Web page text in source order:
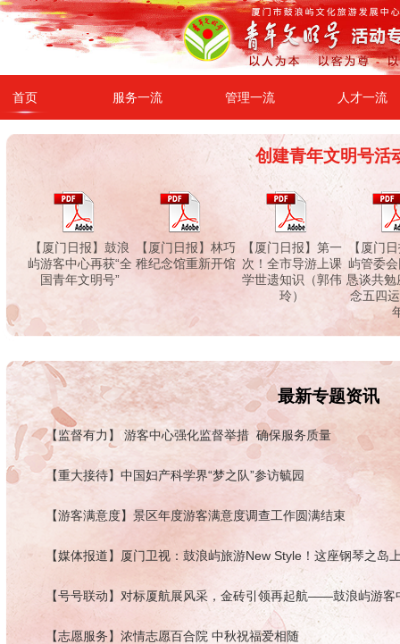
首页 服务一流 管理一流 人才一流
创建青年文明号活
【厦门日报】鼓浪
屿游客中心再获“全
国青年文明号”
【厦门日报】林巧
稚纪念馆重新开馆
【厦门日报】第一
次！全市导游上课
学世遗知识（郭伟
玲）
【厦门
屿管委
恳谈共
念五四
最新专题资讯
【监督有力】 游客中心强化监督举措 ​ 确保服务质量
【重大接待】中国妇产科学界“梦之队”参访毓园
【游客满意度】景区年度游客满意度调查工作圆满结束
【志愿服务】浓情志愿百合院 中秋祝福爱相随